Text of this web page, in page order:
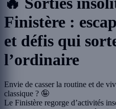
Finistère :
et défis qui
l’ordinaire
Envie de casser la routine et de
classique ? 🤪
Le Finistère regorge d’activités